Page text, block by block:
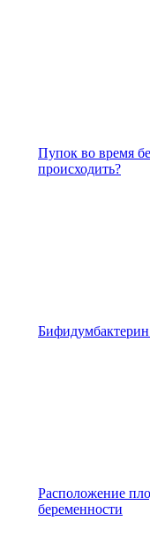
Пупок во время
происходить?
Расположение
беременности